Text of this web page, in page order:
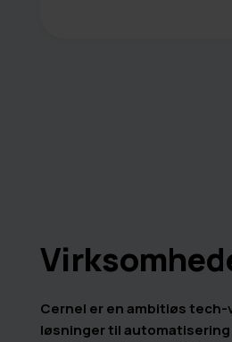
Cernel er en ambitiøs
løsninger til automatisering